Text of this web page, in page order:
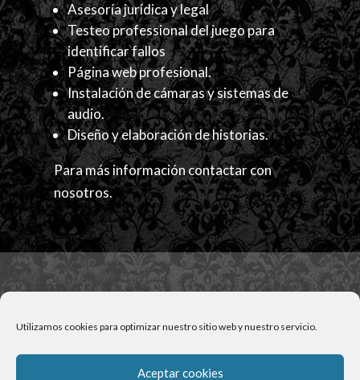
Utilizamos cookies para optimizar nuestro sitio web y nuestro servicio.
Aceptar cookies
Asesoría jurídica y legal
Testeo professional del juego para
identificar fallos
Página web profesional.
Instalación de cámaras y sistemas de
audio.
Diseño y elaboración de historias.
Para más información contactar con
nosotros.
Para más información
contacta con nosotros